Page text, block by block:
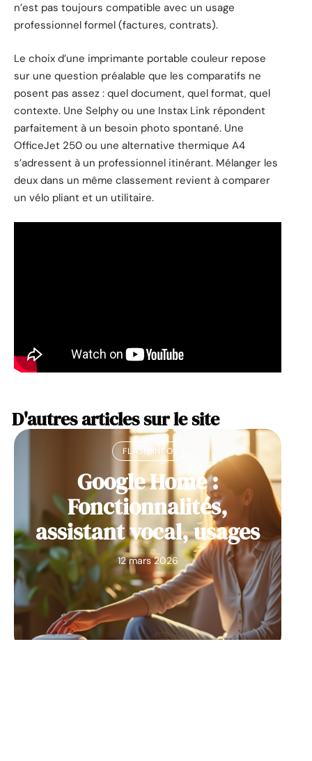
n’est pas toujours compatible avec un usage
professionnel formel (factures, contrats).
Le choix d’une imprimante portable couleur repose
sur une question préalable que les comparatifs ne
posent pas assez : quel document, quel format, quel
contexte. Une Selphy ou une Instax Link répondent
parfaitement à un besoin photo spontané. Une
OfficeJet 250 ou une alternative thermique A4
s’adressent à un professionnel itinérant. Mélanger les
deux dans un même classement revient à comparer
un vélo pliant et un utilitaire.
D'autres articles sur le site
FLASH INFO
Google Home :
Fonctionnalités,
assistant vocal, usages
12 mars 2026